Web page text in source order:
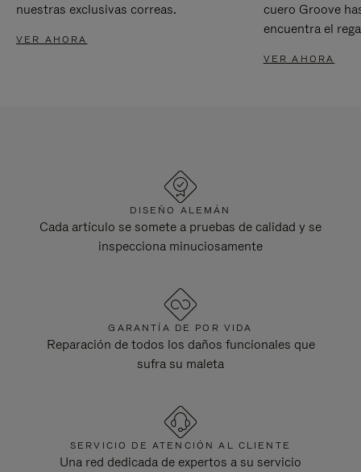
nuestras exclusivas correas.
VER AHORA
cuero Groove
encuentra el
VER AHORA
DISEÑO ALEMÁN
Cada artículo se somete a pruebas de calidad y se
inspecciona minuciosamente
GARANTÍA DE POR VIDA
Reparación de todos los daños funcionales que
sufra su maleta
SERVICIO DE ATENCIÓN AL CLIENTE
Una red dedicada de expertos a su servicio